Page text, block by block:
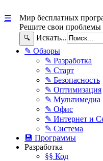
Мир бесплатных
Решите свои
🔍 Искать...
☰
✎ Обзоры
✎ Разработка
✎ Старт
✎ Безопасность
✎ Оптимизация
✎ Мультимедиа
✎ Офис
✎ Интернет и
✎ Система
💾 Программы
Разработка
§§ Код